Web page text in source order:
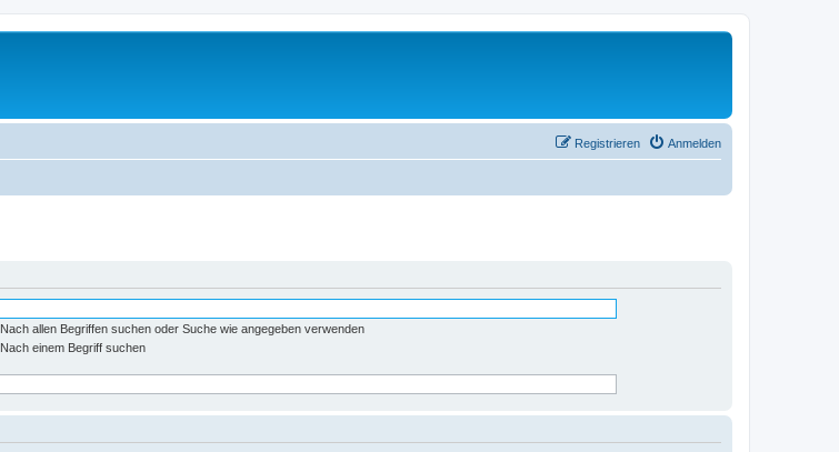
Anmelden
Registrieren
Nach allen Begriffen suchen oder Suche wie angegeben verwenden
Nach einem Begriff suchen